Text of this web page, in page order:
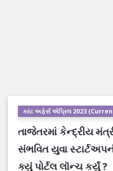
કરંટ અફેર્સ એપ્રિલ 2023
તાજેતરમાં કેન્દ્રીય
સંભવિત યુવા
ક્યું પોર્ટલ લૉન્ચ કર્યું ?